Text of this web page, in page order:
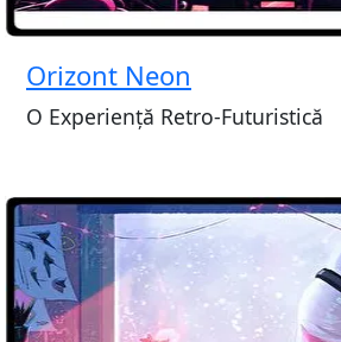
Orizont Neon
O Experiență Retro-Futuristică